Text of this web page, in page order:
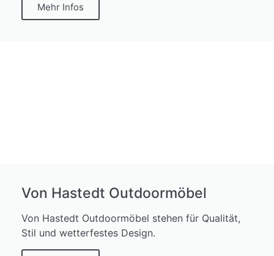
Mehr Infos
Von Hastedt Outdoormöbel
Von Hastedt Outdoormöbel stehen für Qualität,
Stil und wetterfestes Design.